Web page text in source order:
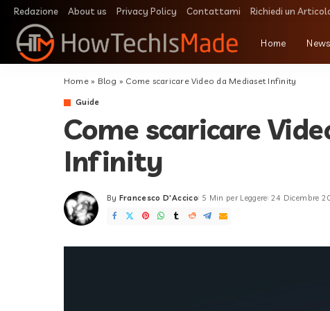
Redazione About us Privacy Policy Contattami Richiedi un
Home News
Home» Blog » Come scaricare Video da Mediaset Infinity
Guide
Come scaricare
Infinity
Posted
by
By Francesco D'Accico 5 Min per Leggere 24 Dicembre